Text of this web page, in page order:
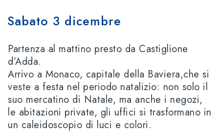
Sabato 3 dicembre
Partenza al mattino presto da Castiglione
d’Adda.
Arrivo a Monaco, capitale della Baviera,che si
veste a festa nel periodo natalizio: non solo il
suo mercatino di Natale, ma anche i negozi,
le abitazioni private, gli uffici si trasformano in
un caleidoscopio di luci e colori.